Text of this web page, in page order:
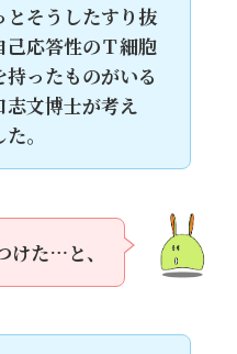
とそうしたすり抜
己応答性のＴ細胞
ったものがいる
文博士が考え
。
けた…と、